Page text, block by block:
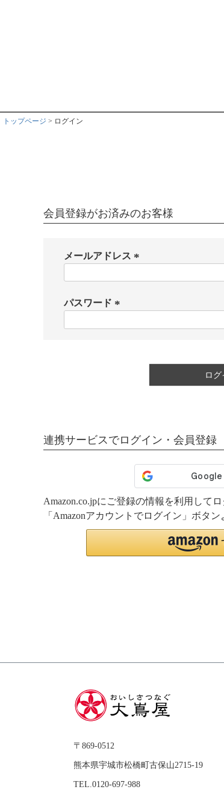
トップページ ログイン
会員登録がお済みのお客様
メールアドレス
パスワード
ログ
連携サービスでログイン・会員登録
Amazon.co.jpにご登録の情報を利用して
「Amazonアカウントでログイン」ボタン
〒869-0512
熊本県宇城市松橋町古保山2715-19
TEL.0120-697-988